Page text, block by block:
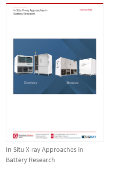
In Situ X-ray Approaches in
Battery Research